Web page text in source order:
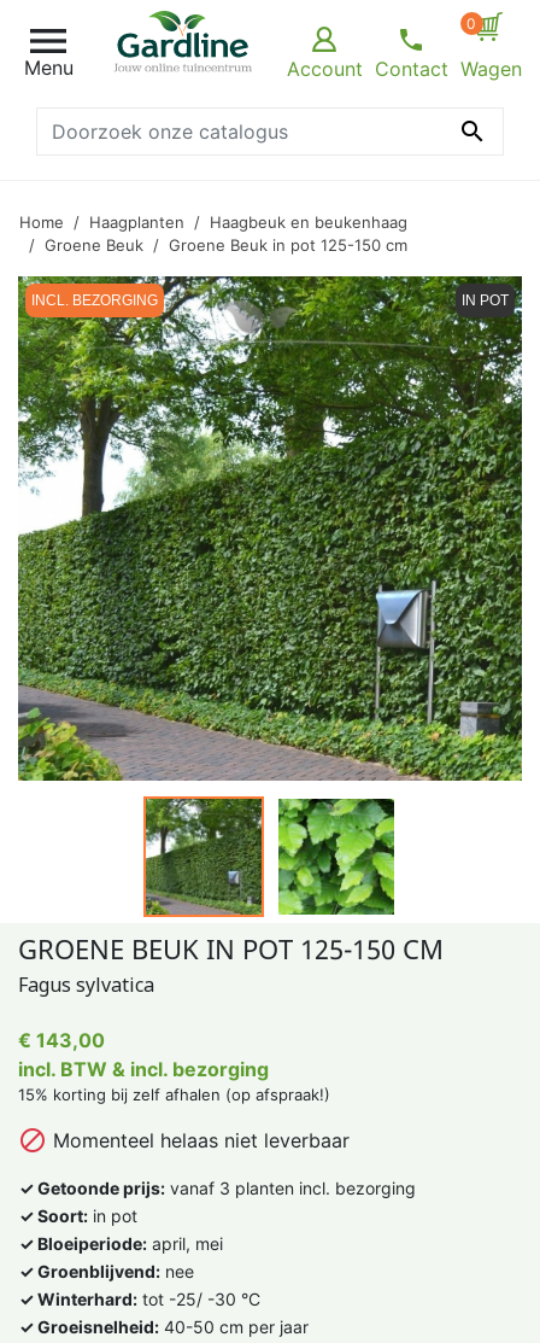

Menu Account Contact
0
Wagen

Home Haagplanten
Haagbeuk en beukenhaag
Groene Beuk
Groene Beuk in pot 125-150 cm
INCL. BEZORGING IN POT
GROENE BEUK IN POT 125-150 CM
Fagus sylvatica
€ 143,00
incl. BTW & incl. bezorging
15% korting bij zelf afhalen (op afspraak!)
 Momenteel helaas niet leverbaar
✓ Getoonde prijs: vanaf 3 planten incl. bezorging
✓ Soort: in pot
✓ Bloeiperiode: april, mei
✓ Groenblijvend: nee
✓ Winterhard: tot -25/ -30 °C
✓ Groeisnelheid: 40-50 cm per jaar